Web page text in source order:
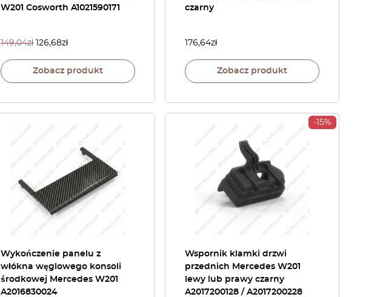
W201 Cosworth A1021590171
149,04zł 126,68zł
Zobacz produkt
czarny
176,64zł
Zobacz produkt
Wykończenie panelu z
włókna węglowego konsoli
środkowej Mercedes W201
A2016830024
-15%
Wspornik klamki drzwi
przednich Mercedes W201
lewy lub prawy czarny
A2017200128 / A2017200228